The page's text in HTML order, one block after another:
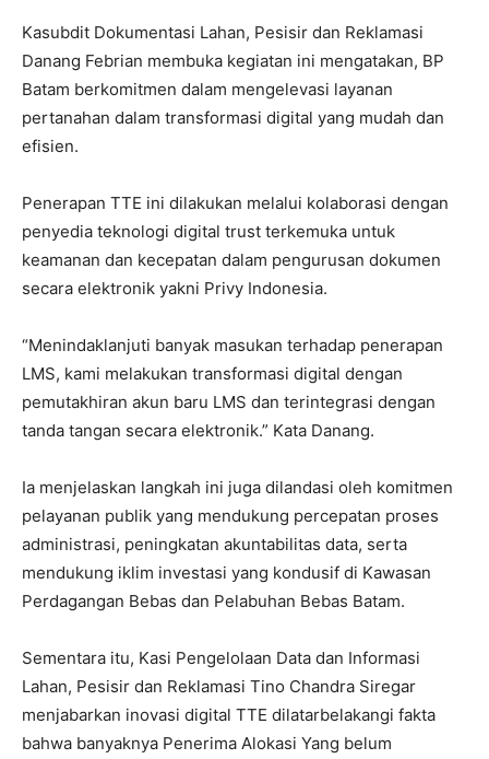
Kasubdit Dokumentasi Lahan, Pesisir dan Reklamasi
Danang Febrian membuka kegiatan ini mengatakan, BP
Batam berkomitmen dalam mengelevasi layanan
pertanahan dalam transformasi digital yang mudah dan
efisien.
Penerapan TTE ini dilakukan melalui kolaborasi dengan
penyedia teknologi digital trust terkemuka untuk
keamanan dan kecepatan dalam pengurusan dokumen
secara elektronik yakni Privy Indonesia.
“Menindaklanjuti banyak masukan terhadap penerapan
LMS, kami melakukan transformasi digital dengan
pemutakhiran akun baru LMS dan terintegrasi dengan
tanda tangan secara elektronik.” Kata Danang.
Ia menjelaskan langkah ini juga dilandasi oleh komitmen
pelayanan publik yang mendukung percepatan proses
administrasi, peningkatan akuntabilitas data, serta
mendukung iklim investasi yang kondusif di Kawasan
Perdagangan Bebas dan Pelabuhan Bebas Batam.
Sementara itu, Kasi Pengelolaan Data dan Informasi
Lahan, Pesisir dan Reklamasi Tino Chandra Siregar
menjabarkan inovasi digital TTE dilatarbelakangi fakta
bahwa banyaknya Penerima Alokasi Yang belum